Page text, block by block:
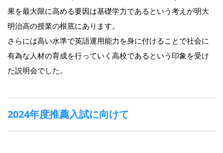
果を最大限に高める要因は基礎学力であるという考えが明大
明治高の授業の根底にあります。
さらには高い水準で英語運用能力を身に付けることで社会に
有為な人材の育成を行っていく高校であるという印象を受け
た説明会でした。
2024年度推薦入試に向けて